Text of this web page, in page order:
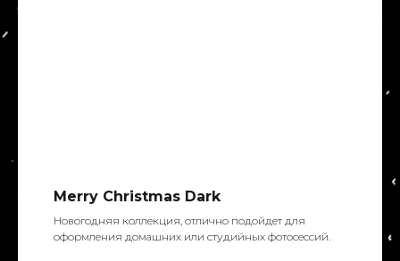
Merry Christmas Dark
Новогодняя коллекция, отлично подойдет для
оформления домашних или студийных фотосессий.